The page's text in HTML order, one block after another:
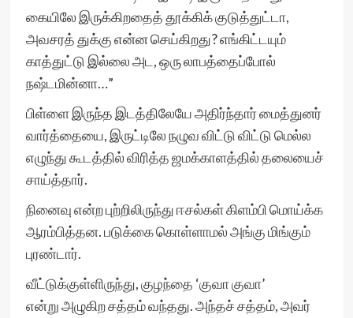
கையிலே இருக்கிறதைத் தூக்கிக் குடுத்துட்டா,
அவசரத் துக்கு என்ன செய்கிறது? எங்கிட்டயும்
காத்துட்டு இல்லை அட, ஒரு லாபத்தைப்போல்
நஷ்டமின்னா…”
பிள்ளை இருந்த இடத்திலேயே அதிர்ந்தார் மைத்துனர்
வார்த்தையை, இருட்டிலே நழுவ விட்டு விட்டு மெல்ல
எழுந்து கூடத்தில் விரித்த ஜமக்காளத்தில் தலையைச்
சாய்த்தார்.
நினைவு என்ற புற்றிலிருந்து ஈசல்கள் கிளம்பி மொய்க்க
ஆரம்பித்தன. படுக்கை கொள்ளாமல் அங்கு மிங்கும்
புரண்டார்.
வீட்டுக்குள்ளிருந்து, குழந்தை ‘குவா குவா’
என்று அழுகிற சத்தம் வந்தது. அந்தச் சத்தம், அவர்